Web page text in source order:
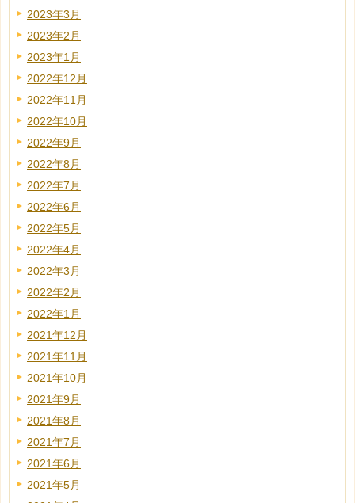
2023年3月
2023年2月
2023年1月
2022年12月
2022年11月
2022年10月
2022年9月
2022年8月
2022年7月
2022年6月
2022年5月
2022年4月
2022年3月
2022年2月
2022年1月
2021年12月
2021年11月
2021年10月
2021年9月
2021年8月
2021年7月
2021年6月
2021年5月